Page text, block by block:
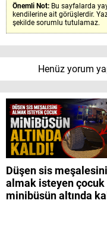
Önemli Not: Bu sayfalarda
kendilerine ait görüşlerdir.
şekilde sorumlu tutulamaz.
Henüz yorum
Düşen sis meşalesini
almak isteyen çocuk
minibüsün altında